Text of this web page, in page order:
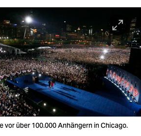
vor über 100.000 Anhängern in Chicago.